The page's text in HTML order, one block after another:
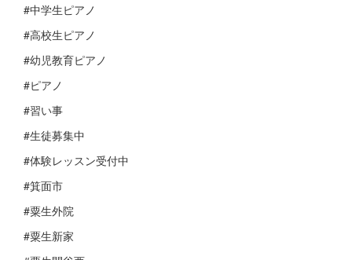
#中学生ピアノ
#高校生ピアノ
#幼児教育ピアノ
#ピアノ
#習い事
#生徒募集中
#体験レッスン受付中
#箕面市
#粟生外院
#粟生新家